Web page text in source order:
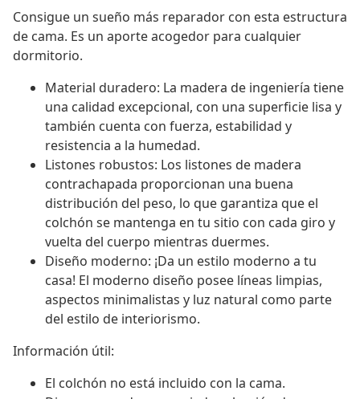
Consigue un sueño más reparador con esta estructura
de cama. Es un aporte acogedor para cualquier
dormitorio.
Material duradero: La madera de ingeniería tiene
una calidad excepcional, con una superficie lisa y
también cuenta con fuerza, estabilidad y
resistencia a la humedad.
Listones robustos: Los listones de madera
contrachapada proporcionan una buena
distribución del peso, lo que garantiza que el
colchón se mantenga en tu sitio con cada giro y
vuelta del cuerpo mientras duermes.
Diseño moderno: ¡Da un estilo moderno a tu
casa! El moderno diseño posee líneas limpias,
aspectos minimalistas y luz natural como parte
del estilo de interiorismo.
Información útil:
El colchón no está incluido con la cama.